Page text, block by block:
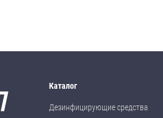
Каталог
Дезинфицирующие средства